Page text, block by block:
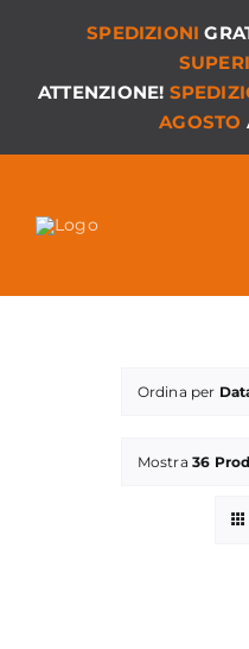
SPEDIZIONI
ATTENZIONE!
AGOSTO
Ordina per
Mostra 36